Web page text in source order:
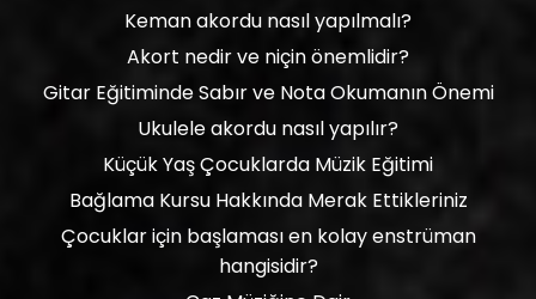
Keman akordu nasıl yapılmalı?
Akort nedir ve niçin önemlidir?
Gitar Eğitiminde Sabır ve Nota Okumanın Önemi
Ukulele akordu nasıl yapılır?
Küçük Yaş Çocuklarda Müzik Eğitimi
Bağlama Kursu Hakkında Merak Ettikleriniz
Çocuklar için başlaması en kolay enstrüman
hangisidir?